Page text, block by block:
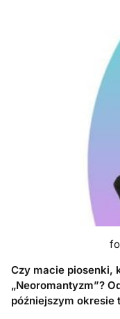
Czy macie piosenki,
„Neoromantyzm”?
późniejszym okresie